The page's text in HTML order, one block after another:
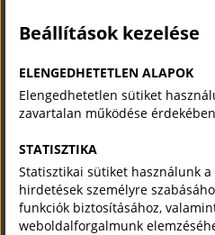
meg. Tagjai:
Gellért Ákos(Naturtex
Györki Renátó(China-
Cooperation Center Kft.),
Tasnády Előd
& Cultural Relations
Ltd.), valamint
Viczián László(EPS
Beállítások kezelése
ELENGEDHETETLEN ALAPOK
Elengedhetetlen sütiket
zavartalan működése
STATISZTIKA
Statisztikai sütiket használunk
hirdetések személyre
funkciók biztosításához,
weboldalforgalmunk